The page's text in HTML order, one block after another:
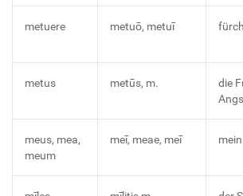
metuere metuō, metuī
metus metūs, m.
die
meus, mea,
meum
meī, meae, meī mein